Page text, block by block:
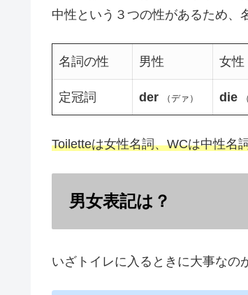
中性という３つの性があるため、
名詞の性 男性 女性
定冠詞 der （デァ） die
Toiletteは女性名詞、WCは中性名
男女表記は？
いざトイレに入るときに大事なの